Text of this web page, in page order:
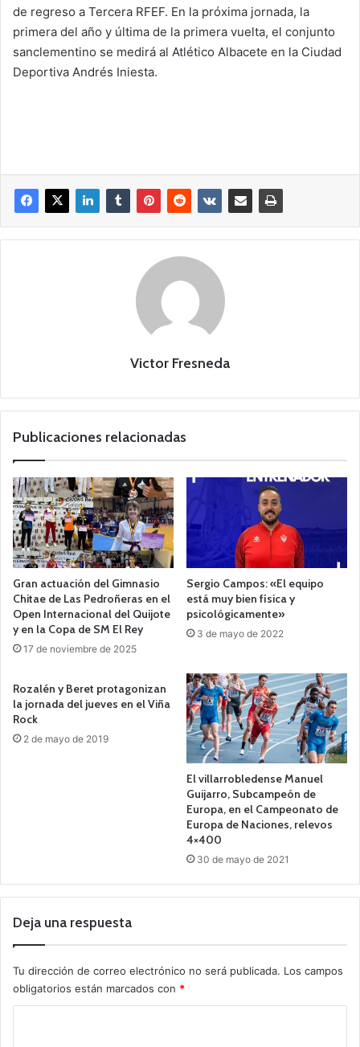
de regreso a Tercera RFEF. En la próxima jornada, la
primera del año y última de la primera vuelta, el conjunto
sanclementino se medirá al Atlético Albacete en la Ciudad
Deportiva Andrés Iniesta.
Victor Fresneda
Publicaciones relacionadas
Gran actuación del Gimnasio
Chitae de Las Pedroñeras en el
Open Internacional del Quijote
y en la Copa de SM El Rey
17 de noviembre de 2025
Sergio Campos: «El equipo
está muy bien física y
psicológicamente»
3 de mayo de 2022
Rozalén y Beret protagonizan
la jornada del jueves en el Viña
Rock
2 de mayo de 2019
El villarrobledense Manuel
Guijarro, Subcampeón de
Europa, en el Campeonato de
Europa de Naciones, relevos
4×400
30 de mayo de 2021
Deja una respuesta
Tu dirección de correo electrónico no será publicada. Los campos
obligatorios están marcados con *